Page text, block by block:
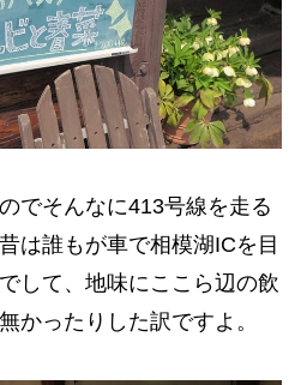
でそんなに413号線を走る
は誰もが車で相模湖ICを目
して、地味にここら辺の飲
かったりした訳ですよ。